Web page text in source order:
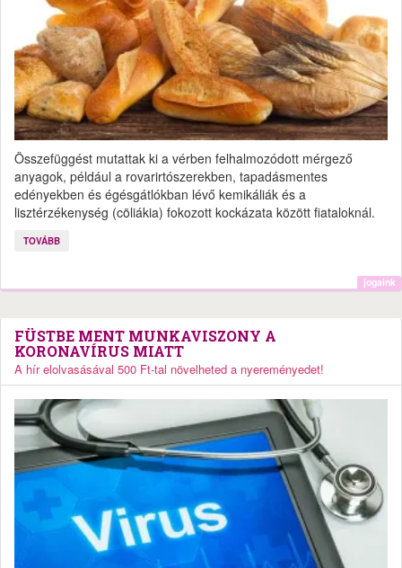
Összefüggést mutattak ki a vérben felhalmozódott mérgező
anyagok, például a rovarirtószerekben, tapadásmentes
edényekben és égésgátlókban lévő kemikáliák és a
lisztérzékenység (cöliákia) fokozott kockázata között fiataloknál.
TOVÁBB
jogaink
FÜSTBE MENT MUNKAVISZONY A
KORONAVÍRUS MIATT
A hír elolvasásával 500 Ft-tal növelheted a nyereményedet!